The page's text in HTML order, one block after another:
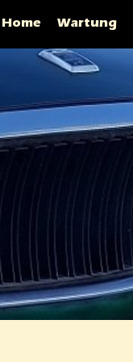
Home Wartung